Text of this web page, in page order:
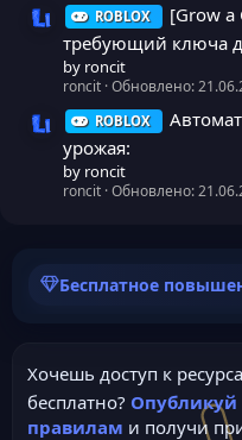
Иконка ресурса
ROBLOX
[Grow a
требующий ключа
by roncit
roncit Обновлено:
Иконка ресурса
ROBLOX
урожая:
by roncit
roncit Обновлено:
Бесплатное
Хочешь доступ к
бесплатно? Опубликуй
правилам и получи